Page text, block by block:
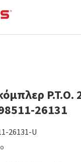
P.T.O.
26131
26131-U